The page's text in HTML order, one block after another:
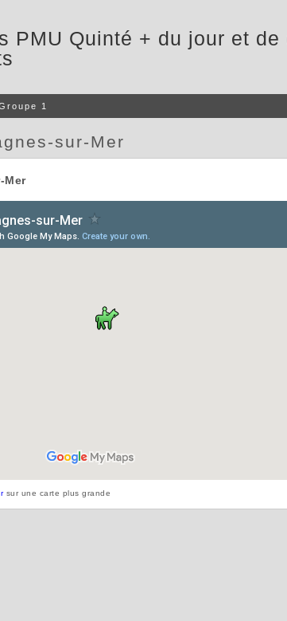
PMU Quinté + du jour et
1
sur-Mer
Mer
sur une carte plus grande